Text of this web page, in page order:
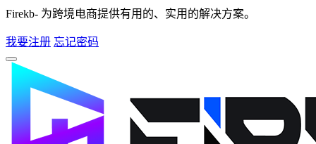
Firekb- 为跨境电商提供有用的、实用的解决方案。
我要注册 忘记密码